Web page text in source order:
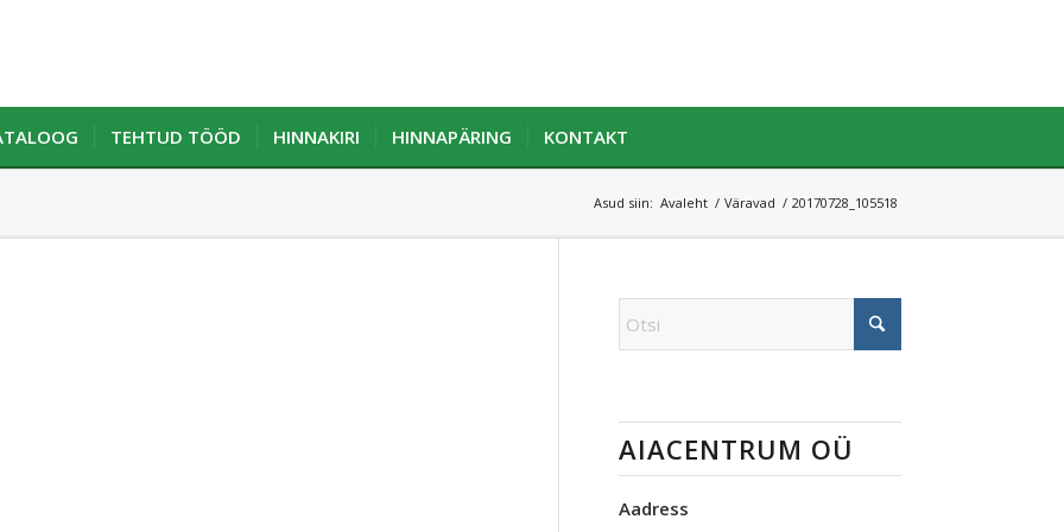
TEHTUD TÖÖD HINNAKIRI HINNAPÄRING KONTAKT
Asud siin: Avaleht / Väravad / 20170728_105518
AIACENTRUM OÜ
Aadress